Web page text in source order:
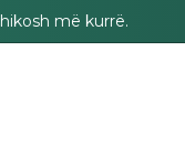
më kurrë.